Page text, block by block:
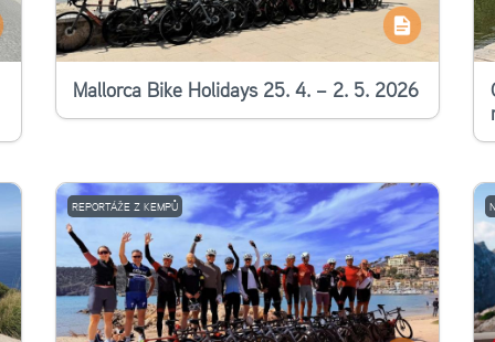
Mallorca Bike Holidays 25. 4. – 2. 5. 2026
REPORTÁŽE Z KEMPŮ